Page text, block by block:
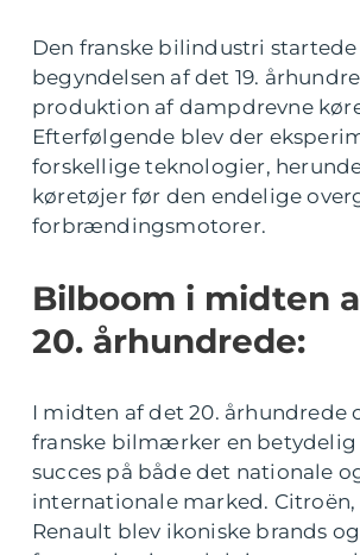
Den franske bilindustri startede
begyndelsen af det 19.
produktion af dampdrevne
Efterfølgende blev der
forskellige teknologier,
køretøjer før den endelige
forbrændingsmotorer.
Bilboom i midten
20. århundrede:
I midten af det 20. århundrede
franske bilmærker en
succes på både det nationale
internationale marked. Citroën,
Renault blev ikoniske brands